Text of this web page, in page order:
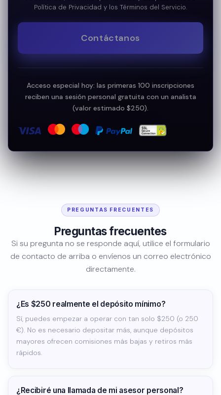
Política de Privacidad y los Términos del Servicio.
Contáctanos
Acceso especial hoy: las primeras 100 inscripciones
reciben una sesión personal gratuita con un analista
(valor estimado $250).
PREGUNTAS FRECUENTES
Preguntas frecuentes
Si su pregunta no se responde aquí, utilice el formulario
de contacto de arriba o envíenos un correo electrónico
directamente.
¿Es $250 realmente el depósito mínimo?
Sí, puedes empezar a operar con tan solo $250 (o 250
€). No es necesario depositar más, aunque depósitos
mayores ofrecen comisiones más bajas y retiros más
rápidos.
¿Recibiré una llamada de mi asesor personal?